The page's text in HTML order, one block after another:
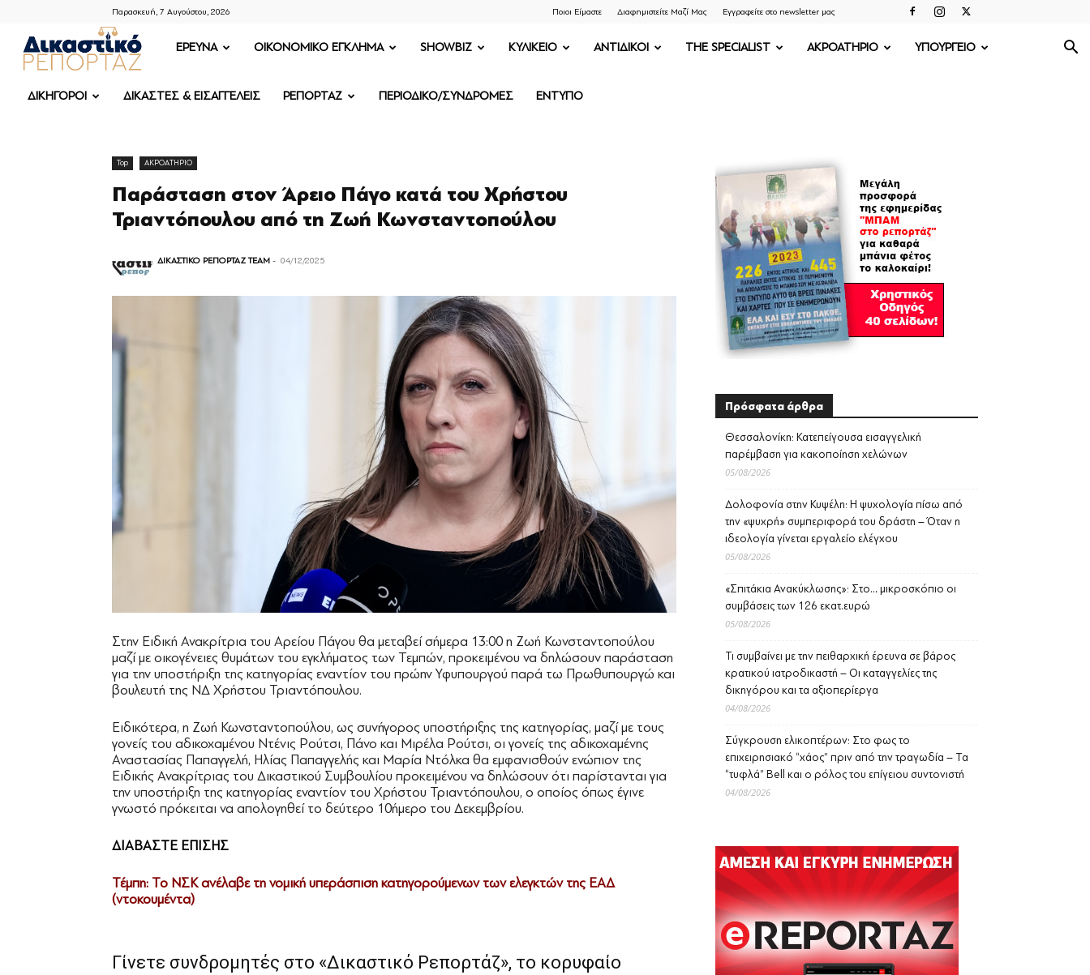
Παρασκευή, 7 Αυγούστου, 2026 Ποιοι Είμαστε Διαφημιστείτε Μαζί Μας Εγγραφείτε στο newsletter μας
ΔΙΚΑΣΤΙΚΟ
ΡΕΠΟΡΤΑΖ
ΕΡΕΥΝΑ OIKONOMIKO ΕΓΚΛΗΜΑ SHOWBIZ ΚΥΛΙΚΕΙΟ ΑΝΤΙΔΙΚΟΙ THE SPECIALIST ΑΚΡΟΑΤΗΡΙΟ ΥΠΟΥΡΓΕΙΟ
ΔΙΚΗΓΟΡΟΙ ΔΙΚΑΣΤΕΣ & ΕΙΣΑΓΓΕΛΕΙΣ ΡΕΠΟΡΤΑΖ ΠΕΡΙΟΔΙΚΟ/ΣΥΝΔΡΟΜΕΣ ΕΝΤΥΠΟ
Top ΑΚΡΟΑΤΗΡΙΟ
Παράσταση στον Άρειο Πάγο κατά του Χρήστου
Τριαντόπουλου από τη Ζωή Κωνσταντοπούλου
ΔΙΚΑΣΤΙΚΟ ΡΕΠΟΡΤΑΖ TEAM - 04/12/2025
Στην Ειδική Ανακρίτρια του Αρείου Πάγου θα μεταβεί σήμερα 13:00 η Ζωή Κωνσταντοπούλου
μαζί με οικογένειες θυμάτων του εγκλήματος των Τεμπών, προκειμένου να δηλώσουν παράσταση
για την υποστήριξη της κατηγορίας εναντίον του πρώην Υφυπουργού παρά τω Πρωθυπουργώ και
βουλευτή της ΝΔ Χρήστου Τριαντόπουλου.
Ειδικότερα, η Ζωή Κωνσταντοπούλου, ως συνήγορος υποστήριξης της κατηγορίας, μαζί με τους
γονείς του αδικοχαμένου Ντένις Ρούτσι, Πάνο και Μιρέλα Ρούτσι, οι γονείς της αδικοχαμένης
Αναστασίας Παπαγγελή, Ηλίας Παπαγγελής και Μαρία Ντόλκα θα εμφανισθούν ενώπιον της
Ειδικής Ανακρίτριας του Δικαστικού Συμβουλίου προκειμένου να δηλώσουν ότι παρίστανται για
την υποστήριξη της κατηγορίας εναντίον του Χρήστου Τριαντόπουλου, ο οποίος όπως έγινε
γνωστό πρόκειται να απολογηθεί το δεύτερο 10ήμερο του Δεκεμβρίου.
ΔΙΑΒΑΣΤΕ ΕΠΙΣΗΣ
Τέμπη: Το ΝΣΚ ανέλαβε τη νομική υπεράσπιση κατηγορούμενων των ελεγκτών της ΕΑΔ
(ντοκουμέντα)
Γίνετε συνδρομητές στο «Δικαστικό Ρεπορτάζ», το κορυφαίο
Πρόσφατα άρθρα
Θεσσαλονίκη: Κατεπείγουσα εισαγγελική
παρέμβαση για κακοποίηση χελώνων
05/08/2026
Δολοφονία στην Κυψέλη: Η ψυχολογία πίσω από
την «ψυχρή» συμπεριφορά του δράστη – Όταν η
ιδεολογία γίνεται εργαλείο ελέγχου
05/08/2026
«Σπιτάκια Ανακύκλωσης»: Στο… μικροσκόπιο οι
συμβάσεις των 126 εκατ.ευρώ
05/08/2026
Τι συμβαίνει με την πειθαρχική έρευνα σε βάρος
κρατικού ιατροδικαστή – Οι καταγγελίες της
δικηγόρου και τα αξιοπερίεργα
04/08/2026
Σύγκρουση ελικοπτέρων: Στο φως το
επιχειρησιακό “χάος” πριν από την τραγωδία – Τα
“τυφλά” Bell και ο ρόλος του επίγειου συντονιστή
04/08/2026